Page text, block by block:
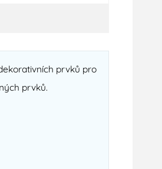
prvků pro
prvků.